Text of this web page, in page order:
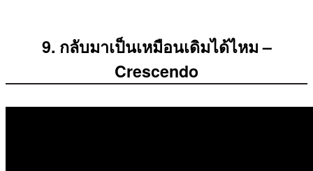
9. กลับมาเป็นเหมือนเดิมได้ไหม –
Crescendo